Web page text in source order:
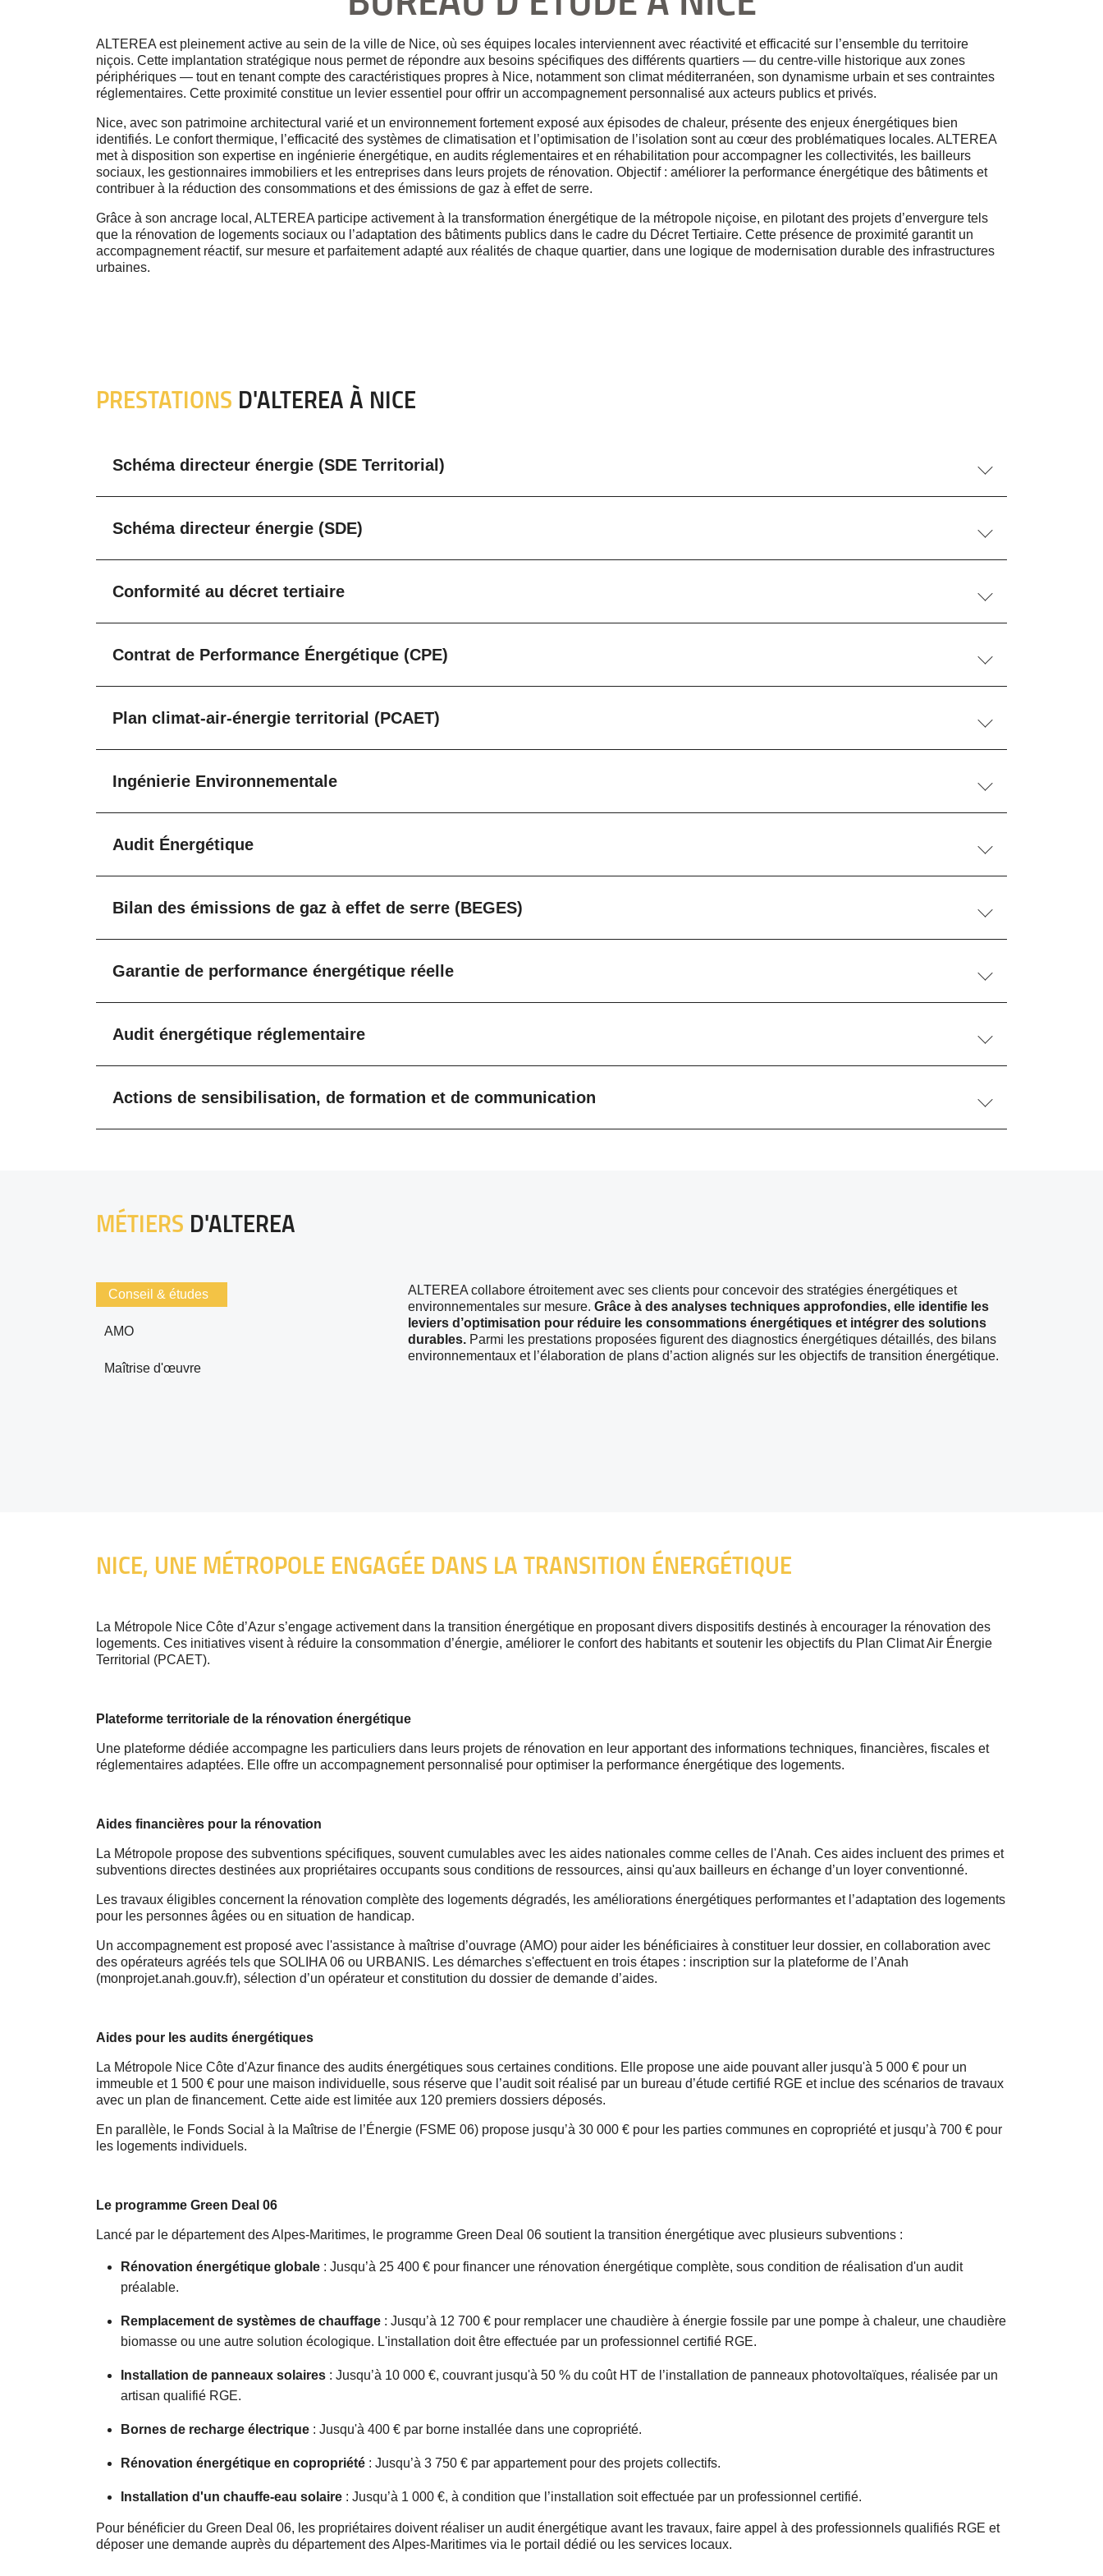
ALTEREA est pleinement active au sein de la ville de Nice, où ses équipes locales interviennent avec réactivité et efficacité sur l’ensemble du territoire
niçois. Cette implantation stratégique nous permet de répondre aux besoins spécifiques des différents quartiers — du centre-ville historique aux zones
périphériques — tout en tenant compte des caractéristiques propres à Nice, notamment son climat méditerranéen, son dynamisme urbain et ses contraintes
réglementaires. Cette proximité constitue un levier essentiel pour offrir un accompagnement personnalisé aux acteurs publics et privés.
Nice, avec son patrimoine architectural varié et un environnement fortement exposé aux épisodes de chaleur, présente des enjeux énergétiques bien
identifiés. Le confort thermique, l’efficacité des systèmes de climatisation et l’optimisation de l’isolation sont au cœur des problématiques locales. ALTEREA
met à disposition son expertise en ingénierie énergétique, en audits réglementaires et en réhabilitation pour accompagner les collectivités, les bailleurs
sociaux, les gestionnaires immobiliers et les entreprises dans leurs projets de rénovation. Objectif : améliorer la performance énergétique des bâtiments et
contribuer à la réduction des consommations et des émissions de gaz à effet de serre.
Grâce à son ancrage local, ALTEREA participe activement à la transformation énergétique de la métropole niçoise, en pilotant des projets d’envergure tels
que la rénovation de logements sociaux ou l’adaptation des bâtiments publics dans le cadre du Décret Tertiaire. Cette présence de proximité garantit un
accompagnement réactif, sur mesure et parfaitement adapté aux réalités de chaque quartier, dans une logique de modernisation durable des infrastructures
urbaines.
PRESTATIONS D'ALTEREA À NICE
Schéma directeur énergie (SDE Territorial)
Schéma directeur énergie (SDE)
Conformité au décret tertiaire
Contrat de Performance Énergétique (CPE)
Plan climat-air-énergie territorial (PCAET)
Ingénierie Environnementale
Audit Énergétique
Bilan des émissions de gaz à effet de serre (BEGES)
Garantie de performance énergétique réelle
Audit énergétique réglementaire
Actions de sensibilisation, de formation et de communication
MÉTIERS D'ALTEREA
Conseil & études
AMO
Maîtrise d'œuvre
ALTEREA collabore étroitement avec ses clients pour concevoir des stratégies énergétiques et
environnementales sur mesure. Grâce à des analyses techniques approfondies, elle identifie les
leviers d’optimisation pour réduire les consommations énergétiques et intégrer des solutions
durables. Parmi les prestations proposées figurent des diagnostics énergétiques détaillés, des bilans
environnementaux et l’élaboration de plans d’action alignés sur les objectifs de transition énergétique.
NICE, UNE MÉTROPOLE ENGAGÉE DANS LA TRANSITION ÉNERGÉTIQUE
La Métropole Nice Côte d’Azur s’engage activement dans la transition énergétique en proposant divers dispositifs destinés à encourager la rénovation des
logements. Ces initiatives visent à réduire la consommation d’énergie, améliorer le confort des habitants et soutenir les objectifs du Plan Climat Air Énergie
Territorial (PCAET).
Plateforme territoriale de la rénovation énergétique
Une plateforme dédiée accompagne les particuliers dans leurs projets de rénovation en leur apportant des informations techniques, financières, fiscales et
réglementaires adaptées. Elle offre un accompagnement personnalisé pour optimiser la performance énergétique des logements.
Aides financières pour la rénovation
La Métropole propose des subventions spécifiques, souvent cumulables avec les aides nationales comme celles de l'Anah. Ces aides incluent des primes et
subventions directes destinées aux propriétaires occupants sous conditions de ressources, ainsi qu'aux bailleurs en échange d’un loyer conventionné.
Les travaux éligibles concernent la rénovation complète des logements dégradés, les améliorations énergétiques performantes et l’adaptation des logements
pour les personnes âgées ou en situation de handicap.
Un accompagnement est proposé avec l'assistance à maîtrise d’ouvrage (AMO) pour aider les bénéficiaires à constituer leur dossier, en collaboration avec
des opérateurs agréés tels que SOLIHA 06 ou URBANIS. Les démarches s'effectuent en trois étapes : inscription sur la plateforme de l’Anah
(monprojet.anah.gouv.fr), sélection d’un opérateur et constitution du dossier de demande d’aides.
Aides pour les audits énergétiques
La Métropole Nice Côte d'Azur finance des audits énergétiques sous certaines conditions. Elle propose une aide pouvant aller jusqu'à 5 000 € pour un
immeuble et 1 500 € pour une maison individuelle, sous réserve que l’audit soit réalisé par un bureau d’étude certifié RGE et inclue des scénarios de travaux
avec un plan de financement. Cette aide est limitée aux 120 premiers dossiers déposés.
En parallèle, le Fonds Social à la Maîtrise de l’Énergie (FSME 06) propose jusqu’à 30 000 € pour les parties communes en copropriété et jusqu’à 700 € pour
les logements individuels.
Le programme Green Deal 06
Lancé par le département des Alpes-Maritimes, le programme Green Deal 06 soutient la transition énergétique avec plusieurs subventions :
Rénovation énergétique globale : Jusqu’à 25 400 € pour financer une rénovation énergétique complète, sous condition de réalisation d'un audit
préalable.
Remplacement de systèmes de chauffage : Jusqu’à 12 700 € pour remplacer une chaudière à énergie fossile par une pompe à chaleur, une chaudière
biomasse ou une autre solution écologique. L'installation doit être effectuée par un professionnel certifié RGE.
Installation de panneaux solaires : Jusqu’à 10 000 €, couvrant jusqu'à 50 % du coût HT de l’installation de panneaux photovoltaïques, réalisée par un
artisan qualifié RGE.
Bornes de recharge électrique : Jusqu'à 400 € par borne installée dans une copropriété.
Rénovation énergétique en copropriété : Jusqu’à 3 750 € par appartement pour des projets collectifs.
Installation d'un chauffe-eau solaire : Jusqu’à 1 000 €, à condition que l’installation soit effectuée par un professionnel certifié.
Pour bénéficier du Green Deal 06, les propriétaires doivent réaliser un audit énergétique avant les travaux, faire appel à des professionnels qualifiés RGE et
déposer une demande auprès du département des Alpes-Maritimes via le portail dédié ou les services locaux.